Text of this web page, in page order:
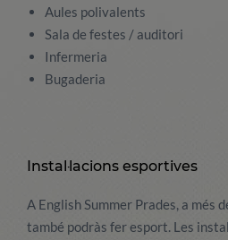
Aules polivalents
Sala de festes / auditori
Infermeria
Bugaderia
Instal·lacions esportives
A English Summer Prades, a més
també podràs fer esport. Les